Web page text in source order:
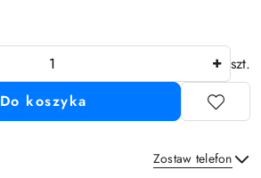
szt.
Do koszyka
Zostaw telefon